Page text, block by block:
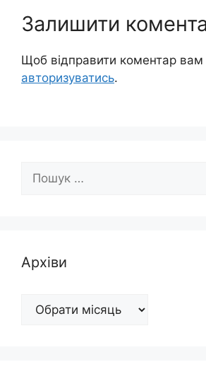
Залишити
Щоб відправити коментар вам
авторизуватись.
Архіви
Архіви